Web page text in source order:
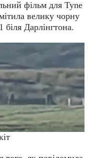
фільм для Tyne
велику чорну
біля Дарлінгтона.